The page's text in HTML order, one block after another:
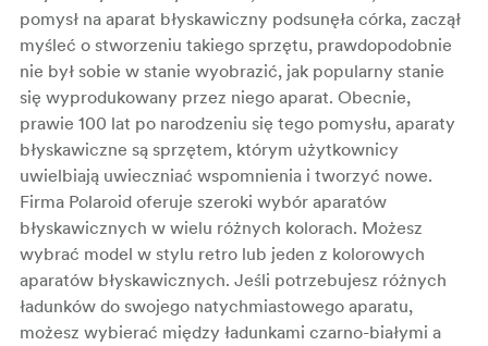
pomysł na aparat błyskawiczny podsunęła córka, zaczął
myśleć o stworzeniu takiego sprzętu, prawdopodobnie
nie był sobie w stanie wyobrazić, jak popularny stanie
się wyprodukowany przez niego aparat. Obecnie,
prawie 100 lat po narodzeniu się tego pomysłu, aparaty
błyskawiczne są sprzętem, którym użytkownicy
uwielbiają uwieczniać wspomnienia i tworzyć nowe.
Firma Polaroid oferuje szeroki wybór aparatów
błyskawicznych w wielu różnych kolorach. Możesz
wybrać model w stylu retro lub jeden z kolorowych
aparatów błyskawicznych. Jeśli potrzebujesz różnych
ładunków do swojego natychmiastowego aparatu,
możesz wybierać między ładunkami czarno-białymi a